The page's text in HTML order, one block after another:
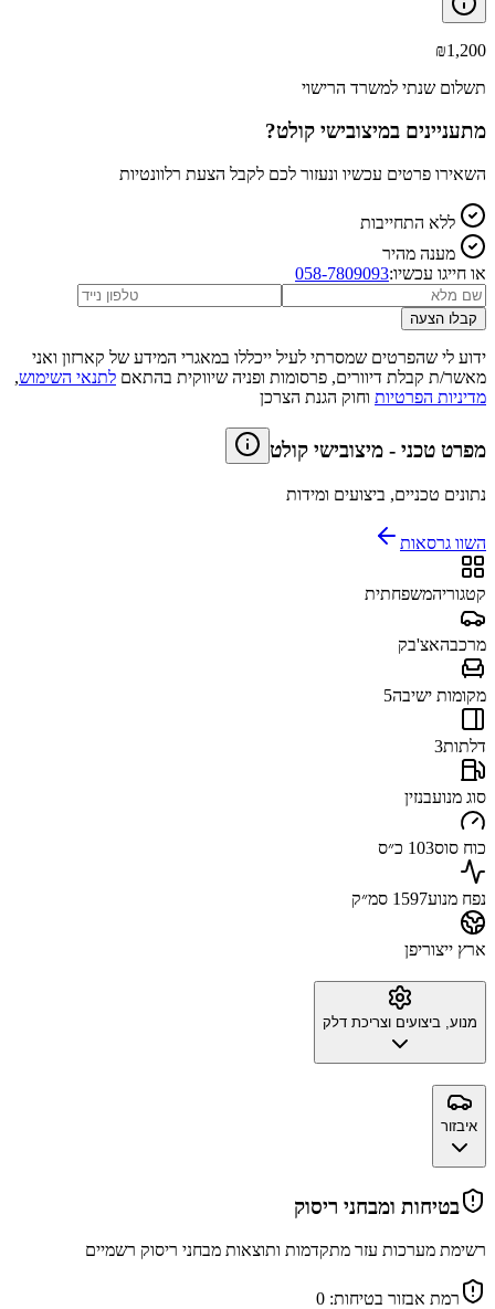
₪1,200
תשלום שנתי למשרד הרישוי
מתעניינים במיצובישי קולט?
השאירו פרטים עכשיו ונעזור לכם לקבל הצעת רלוונטיות
ללא התחייבות
מענה מהיר
או חייגו עכשיו:058-7809093
קבלו הצעה
ידוע לי שהפרטים שמסרתי לעיל ייכללו במאגרי המידע של קארזון ואני
מאשר/ת קבלת דיוורים, פרסומות ופניה שיווקית בהתאם לתנאי השימוש,
מדיניות הפרטיות וחוק הגנת הצרכן
מפרט טכני - מיצובישי קולט
נתונים טכניים, ביצועים ומידות
השוו גרסאות
קטגוריהמשפחתית
מרכבהאצ'בק
מקומות ישיבה5
דלתות3
סוג מנועבנזין
כוח סוס103 כ״ס
נפח מנוע1597 סמ״ק
ארץ ייצוריפן
מנוע, ביצועים וצריכת דלק
איבזור
בטיחות ומבחני ריסוק
רשימת מערכות עזר מתקדמות ותוצאות מבחני ריסוק רשמיים
רמת אבזור בטיחות: 0